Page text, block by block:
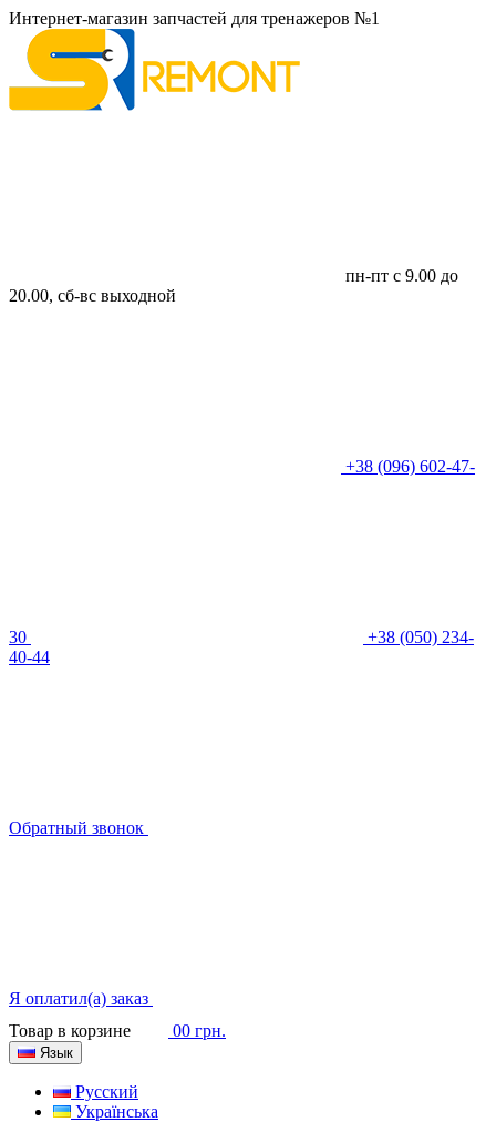
Интернет-магазин запчастей для тренажеров №1
пн-пт с 9.00 до
20.00, сб-вс выходной
+38 (096) 602-47-
30
+38 (050) 234-
40-44
Обратный звонок
Я оплатил(а) заказ
Товар в корзине
00 грн.
Язык
Русский
Українська